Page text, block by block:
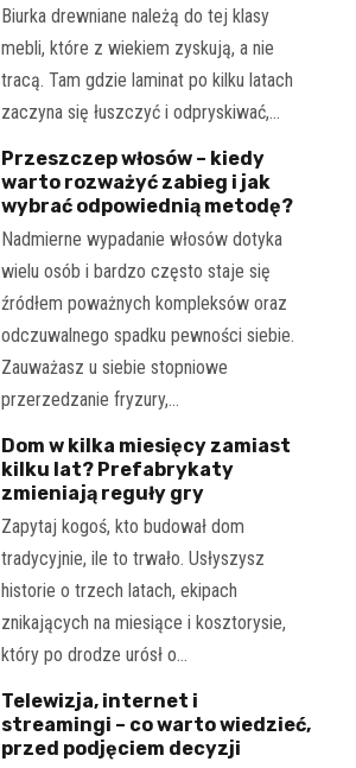
Biurka drewniane należą do tej klasy
mebli, które z wiekiem zyskują, a nie
tracą. Tam gdzie laminat po kilku latach
zaczyna się łuszczyć i odpryskiwać,…
Przeszczep włosów – kiedy
warto rozważyć zabieg i jak
wybrać odpowiednią metodę?
Nadmierne wypadanie włosów dotyka
wielu osób i bardzo często staje się
źródłem poważnych kompleksów oraz
odczuwalnego spadku pewności siebie.
Zauważasz u siebie stopniowe
przerzedzanie fryzury,…
Dom w kilka miesięcy zamiast
kilku lat? Prefabrykaty
zmieniają reguły gry
Zapytaj kogoś, kto budował dom
tradycyjnie, ile to trwało. Usłyszysz
historie o trzech latach, ekipach
znikających na miesiące i kosztorysie,
który po drodze urósł o…
Telewizja, internet i
streamingi – co warto wiedzieć,
przed podjęciem decyzji